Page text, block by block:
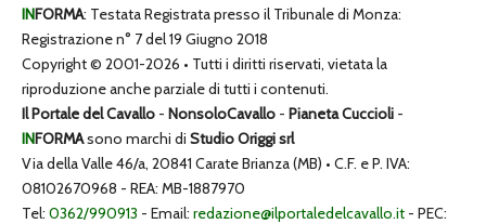
INFORMA: Testata Registrata presso il Tribunale di Monza:
Registrazione n° 7 del 19 Giugno 2018
Copyright © 2001-2026 • Tutti i diritti riservati, vietata la
riproduzione anche parziale di tutti i contenuti.
Il Portale del Cavallo - NonsoloCavallo - Pianeta Cuccioli -
INFORMAsono marchi di Studio Origgi srl
Via della Valle 46/a, 20841 Carate Brianza (MB) • C.F. e P. IVA:
08102670968 - REA: MB-1887970
Tel: 0362/990913 - Email: redazione@ilportaledelcavallo.it - PEC: